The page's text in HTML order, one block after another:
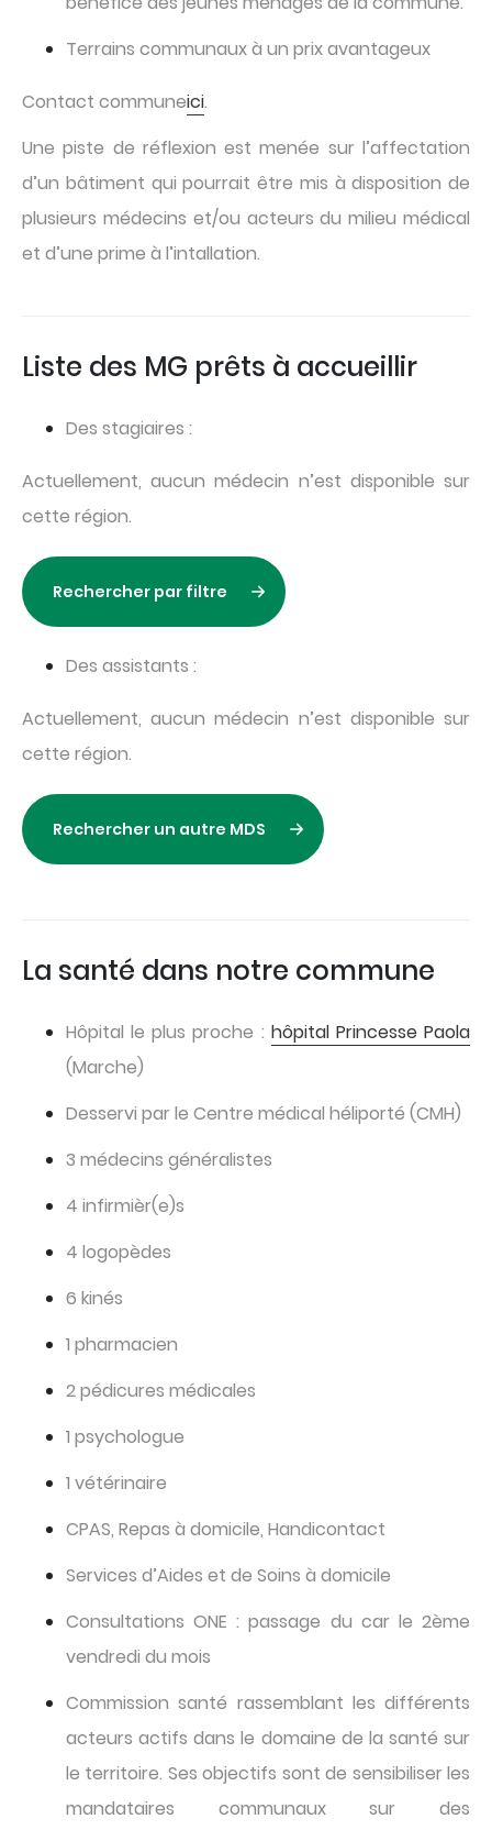
Terrains communaux à un prix avantageux
Contact communeici.
Une piste de réflexion est menée sur l’affectation
d’un bâtiment qui pourrait être mis à disposition de
plusieurs médecins et/ou acteurs du milieu médical
et d’une prime à l’intallation.
Liste des MG prêts à accueillir
Des stagiaires :
Actuellement, aucun médecin n’est disponible sur
cette région.
Rechercher par filtre
Des assistants :
Actuellement, aucun médecin n’est disponible sur
cette région.
Rechercher un autre MDS
La santé dans notre commune
Hôpital le plus proche : hôpital Princesse Paola
(Marche)
Desservi par le Centre médical héliporté (CMH)
3 médecins généralistes
4 infirmièr(e)s
4 logopèdes
6 kinés
1 pharmacien
2 pédicures médicales
1 psychologue
1 vétérinaire
CPAS, Repas à domicile, Handicontact
Services d’Aides et de Soins à domicile
Consultations ONE : passage du car le 2ème
vendredi du mois
Commission santé rassemblant les différents
acteurs actifs dans le domaine de la santé sur
le territoire. Ses objectifs sont de sensibiliser les
mandataires communaux sur des